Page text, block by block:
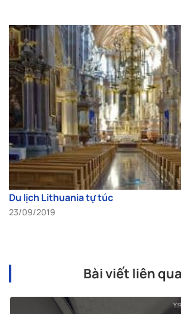
Du lịch Lithuania tự túc
23/09/2019
Bài viết liên